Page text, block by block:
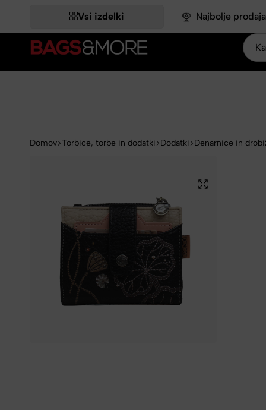
IZKORISTI >>
IZKORISTI >>
IZKORISTI >>
IZKORISTI >>
IZKORISTI >>
Vsi izdelki Najbolje
Domov Torbice, torbe in dodatki Dodatki Denarnice in